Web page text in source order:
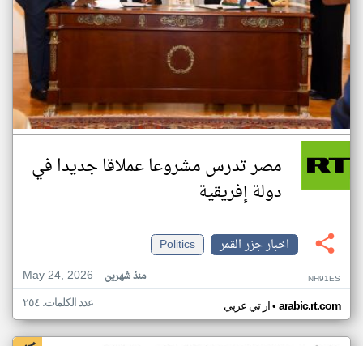
مصر تدرس مشروعا عملاقا جديدا في
دولة إفريقية
اخبار جزر القمر
Politics
May 24, 2026
منذ شهرين NH91ES
ار تي عربي• arabic.rt.com عدد الكلمات: ٢٥٤